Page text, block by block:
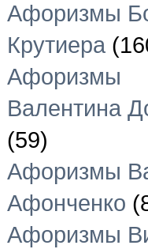
Афоризмы
Крутиера
Афоризмы
Валентина
(59)
Афоризмы
Афонченко
Афоризмы